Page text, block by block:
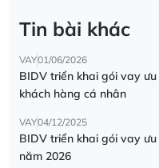
Tin bài khác
VAY01/06/2026
BIDV triển khai gói vay
khách hàng cá nhân
VAY04/12/2025
BIDV triển khai gói vay
năm 2026